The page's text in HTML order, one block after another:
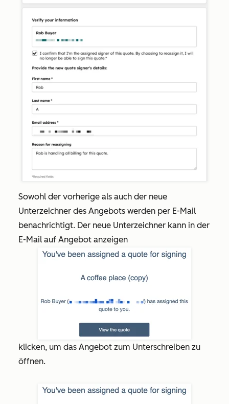
Sowohl der vorherige als auch der neue
Unterzeichner des Angebots werden per E-Mail
benachrichtigt. Der neue Unterzeichner kann in der
E-Mail auf Angebot anzeigen
klicken, um das Angebot zum Unterschreiben zu
öffnen.